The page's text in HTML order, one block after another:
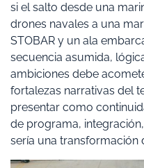
si el salto desde una
drones navales a una
STOBAR y un ala
secuencia asumida,
ambiciones debe
fortalezas narrativas del
presentar como
de programa,
sería una transformación